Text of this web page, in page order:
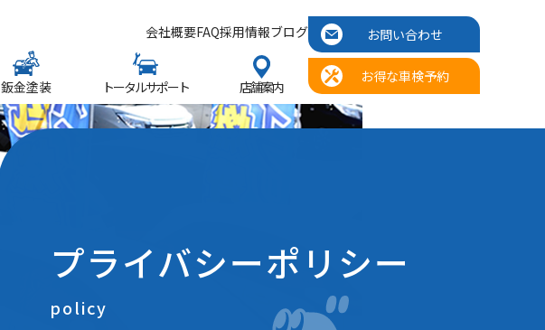
鈑金塗装 トータルサポート 店舗案内
会社概要FAQ採用情報ブログ お問い合わせ
お得な車検予約
プライバシーポリシー
policy